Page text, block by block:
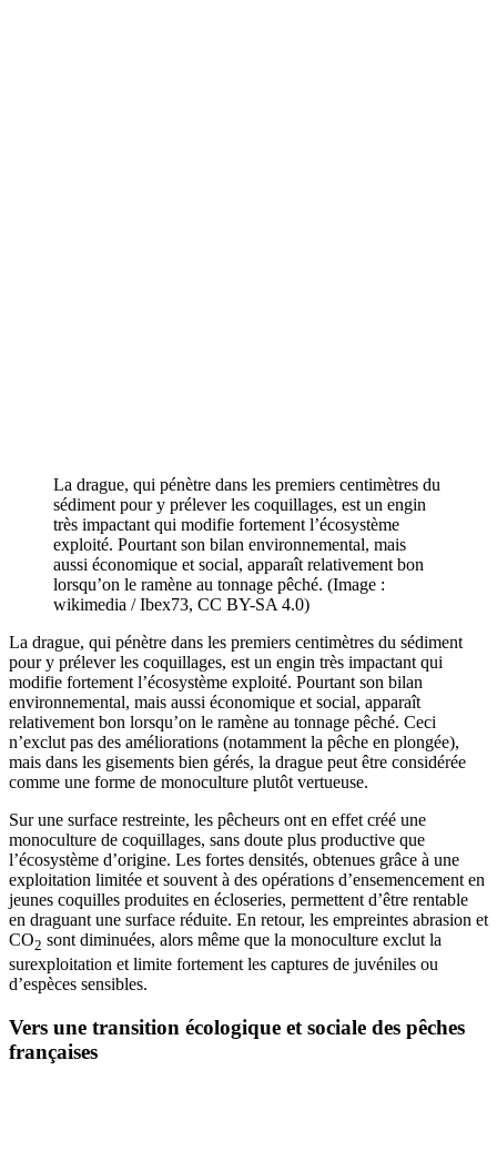
La drague, qui pénètre dans les premiers centimètres du
sédiment pour y prélever les coquillages, est un engin
très impactant qui modifie fortement l’écosystème
exploité. Pourtant son bilan environnemental, mais
aussi économique et social, apparaît relativement bon
lorsqu’on le ramène au tonnage pêché. (Image :
wikimedia / Ibex73, CC BY-SA 4.0)
La drague, qui pénètre dans les premiers centimètres du sédiment
pour y prélever les coquillages, est un engin très impactant qui
modifie fortement l’écosystème exploité. Pourtant son bilan
environnemental, mais aussi économique et social, apparaît
relativement bon lorsqu’on le ramène au tonnage pêché. Ceci
n’exclut pas des améliorations (notamment la pêche en plongée),
mais dans les gisements bien gérés, la drague peut être considérée
comme une forme de monoculture plutôt vertueuse.
Sur une surface restreinte, les pêcheurs ont en effet créé une
monoculture de coquillages, sans doute plus productive que
l’écosystème d’origine. Les fortes densités, obtenues grâce à une
exploitation limitée et souvent à des opérations d’ensemencement en
jeunes coquilles produites en écloseries, permettent d’être rentable
en draguant une surface réduite. En retour, les empreintes abrasion et
CO2 sont diminuées, alors même que la monoculture exclut la
surexploitation et limite fortement les captures de juvéniles ou
d’espèces sensibles.
Vers une transition écologique et sociale des pêches
françaises